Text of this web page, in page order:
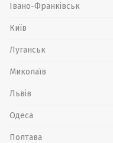
Івано-Франківськ
Київ
Луганськ
Миколаїв
Львів
Одеса
Полтава